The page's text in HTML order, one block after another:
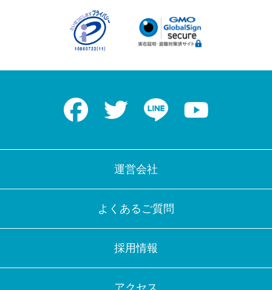
Facebook Twitter LINE
運営会社
よくあるご質問
採用情報